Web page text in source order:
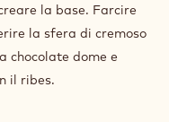
la base. Farcire
la sfera di cremoso
chocolate dome e
il ribes.